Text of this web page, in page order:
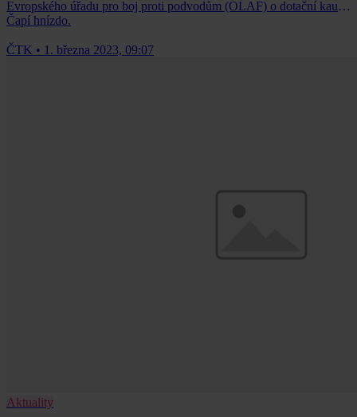
Evropského úřadu pro boj proti podvodům (OLAF) o dotační kauze
Čapí hnízdo.
ČTK • 1. března 2023, 09:07
Aktuality